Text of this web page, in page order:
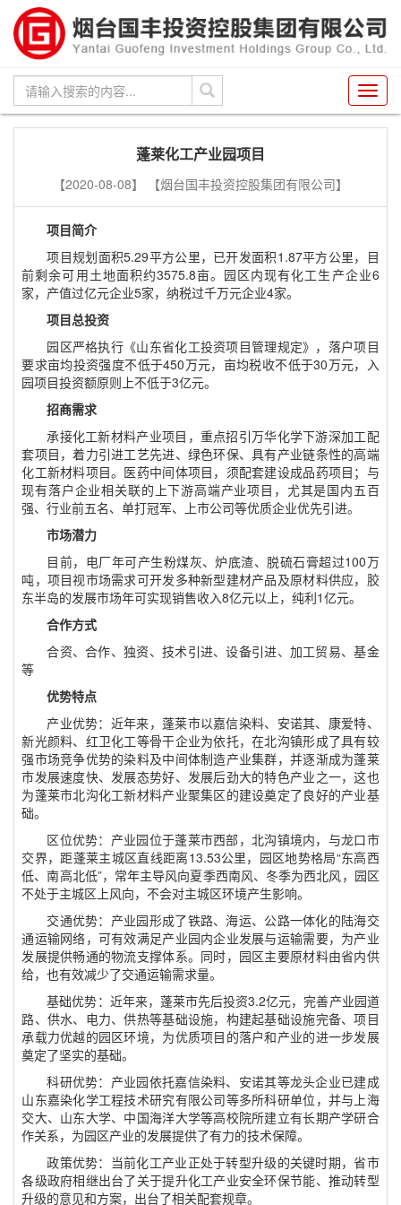
蓬莱化工产业园项目
【2020-08-08】 【烟台国丰投资控股集团有限公司】
项目简介
项目规划面积5.29平方公里，已开发面积1.87平方公里，目
前剩余可用土地面积约3575.8亩。园区内现有化工生产企业6
家，产值过亿元企业5家，纳税过千万元企业4家。
项目总投资
园区严格执行《山东省化工投资项目管理规定》，落户项目
要求亩均投资强度不低于450万元，亩均税收不低于30万元，入
园项目投资额原则上不低于3亿元。
招商需求
承接化工新材料产业项目，重点招引万华化学下游深加工配
套项目，着力引进工艺先进、绿色环保、具有产业链条性的高端
化工新材料项目。医药中间体项目，须配套建设成品药项目；与
现有落户企业相关联的上下游高端产业项目，尤其是国内五百
强、行业前五名、单打冠军、上市公司等优质企业优先引进。
市场潜力
目前，电厂年可产生粉煤灰、炉底渣、脱硫石膏超过100万
吨，项目视市场需求可开发多种新型建材产品及原材料供应，胶
东半岛的发展市场年可实现销售收入8亿元以上，纯利1亿元。
合作方式
合资、合作、独资、技术引进、设备引进、加工贸易、基金
等
优势特点
产业优势：近年来，蓬莱市以嘉信染料、安诺其、康爱特、
新光颜料、红卫化工等骨干企业为依托，在北沟镇形成了具有较
强市场竞争优势的染料及中间体制造产业集群，并逐渐成为蓬莱
市发展速度快、发展态势好、发展后劲大的特色产业之一，这也
为蓬莱市北沟化工新材料产业聚集区的建设奠定了良好的产业基
础。
区位优势：产业园位于蓬莱市西部，北沟镇境内，与龙口市
交界，距蓬莱主城区直线距离13.53公里，园区地势格局“东高西
低、南高北低”，常年主导风向夏季西南风、冬季为西北风，园区
不处于主城区上风向，不会对主城区环境产生影响。
交通优势：产业园形成了铁路、海运、公路一体化的陆海交
通运输网络，可有效满足产业园内企业发展与运输需要，为产业
发展提供畅通的物流支撑体系。同时，园区主要原材料由省内供
给，也有效减少了交通运输需求量。
基础优势：近年来，蓬莱市先后投资3.2亿元，完善产业园道
路、供水、电力、供热等基础设施，构建起基础设施完备、项目
承载力优越的园区环境，为优质项目的落户和产业的进一步发展
奠定了坚实的基础。
科研优势：产业园依托嘉信染料、安诺其等龙头企业已建成
山东嘉染化学工程技术研究有限公司等多所科研单位，并与上海
交大、山东大学、中国海洋大学等高校院所建立有长期产学研合
作关系，为园区产业的发展提供了有力的技术保障。
政策优势：当前化工产业正处于转型升级的关键时期，省市
各级政府相继出台了关于提升化工产业安全环保节能、推动转型
升级的意见和方案，出台了相关配套规章。